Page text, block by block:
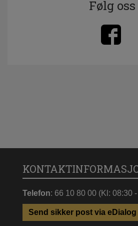
Følg oss
Telefon: 66 10 80 00 (Kl: 08:30
Send sikker post via eDialog